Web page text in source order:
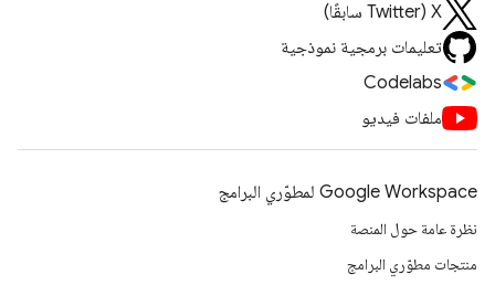
‫X ‏(Twitter سابقًا)
تعليمات برمجية نموذجية
Codelabs
ملفات فيديو
Google Workspace لمطوّري البرامج
نظرة عامة حول المنصة
منتجات مطوّري البرامج